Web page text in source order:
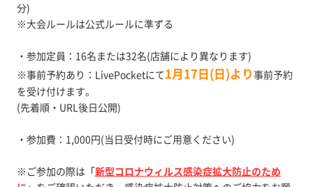
分)
※大会ルールは公式ルールに準ずる
・参加定員：16名または32名(店舗により異なります)
※事前予約あり：LivePocketにて1月17日(日)より事前予約
を受け付けます。
(先着順・URL後日公開)
・参加費：1,000円(当日受付時にご用意ください)
※ご参加の際は「新型コロナウィルス感染症拡大防止のため